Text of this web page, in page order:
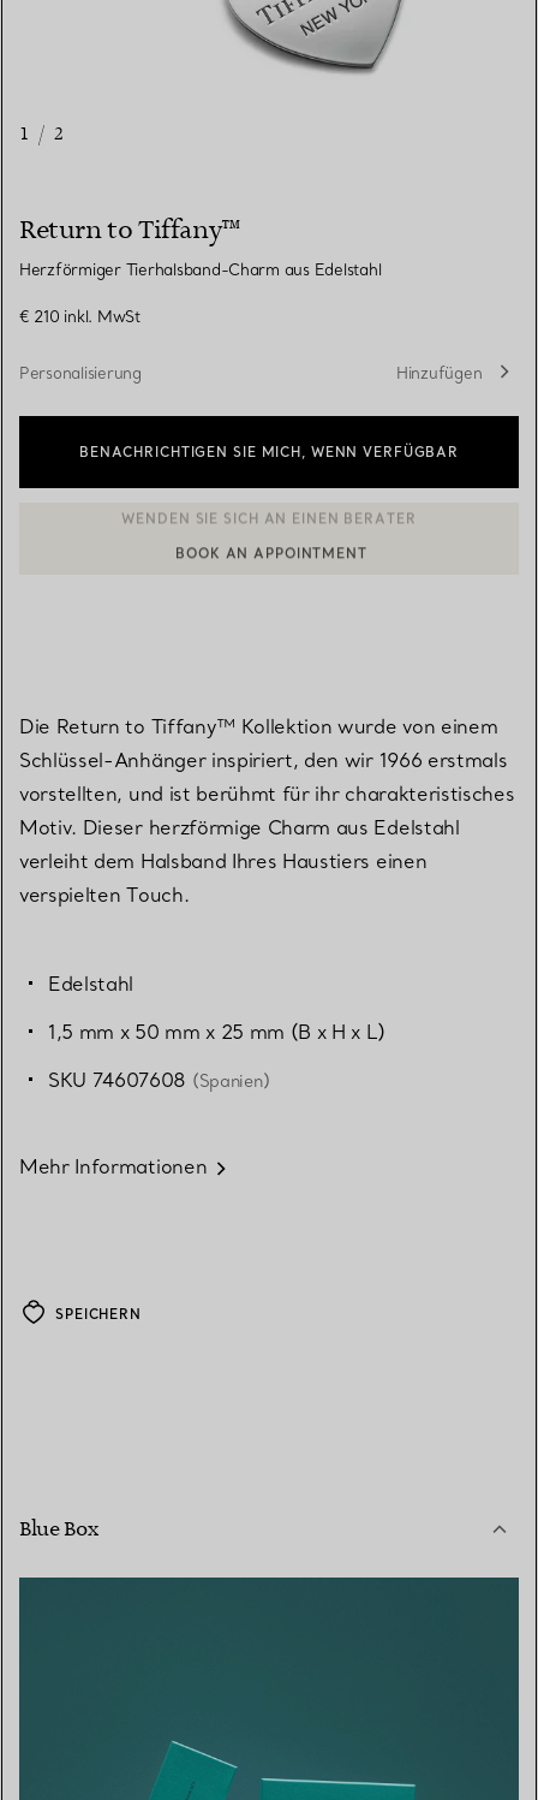
1 / 2
Return to Tiffany™
Herzförmiger Tierhalsband-Charm aus Edelstahl
€ 210 inkl. MwSt
Personalisierung Hinzufügen
BENACHRICHTIGEN SIE MICH, WENN VERFÜGBAR
EINEN KUNDENBERATER KONTAKTIEREN ODER EINEN
Die Return to Tiffany™ Kollektion wurde von einem
Schlüssel-Anhänger inspiriert, den wir 1966 erstmals
vorstellten, und ist berühmt für ihr charakteristisches
Motiv. Dieser herzförmige Charm aus Edelstahl
verleiht dem Halsband Ihres Haustiers einen
verspielten Touch.
Edelstahl
1,5 mm x 50 mm x 25 mm (B x H x L)
SKU 74607608 (Spanien)
Mehr Informationen
SPEICHERN
Blue Box